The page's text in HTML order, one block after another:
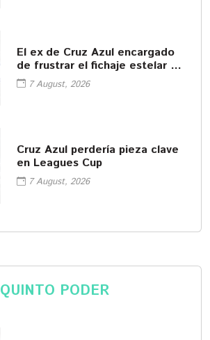
El ex de Cruz Azul encargado
de frustrar el fichaje estelar de
América
7 August, 2026
Cruz Azul perdería pieza clave
en Leagues Cup
7 August, 2026
QUINTO PODER